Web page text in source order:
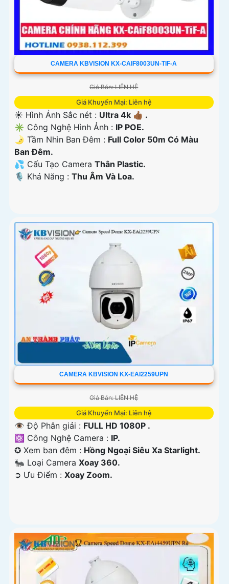
CAMERA KBVISION KX-CAIF8003UN-TIF-A
Giá Bán: LIÊN HỆ
Giá Khuyến Mại: Liên hệ
☀️ Hình Ảnh Sắc nét : Ultra 4k 👍🏾 .
✳️ Công Nghệ Hình Ảnh : IP POE.
🌛 Tầm Nhìn Ban Đêm : Full Color 50m Có Màu
Ban Ðêm.
💦 Cấu Tạo Camera Thân Plastic.
️🎙 Khả Năng : Thu Âm Và Loa.
CAMERA KBVISION KX-EAI2259UPN
Giá Bán: LIÊN HỆ
Giá Khuyến Mại: Liên hệ
👁 Độ Phân giải : FULL HD 1080P .
⚛️ Công Nghệ Camera : IP.
✪ Xem ban đêm : Hồng Ngoại Siêu Xa Starlight.
🐜 Loại Camera Xoay 360.
️➲ Ưu Điểm : Xoay Zoom.